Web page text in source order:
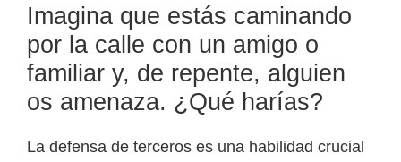
Imagina que estás caminando
por la calle con un amigo o
familiar y, de repente, alguien
os amenaza. ¿Qué harías?
La defensa de terceros es una habilidad crucial